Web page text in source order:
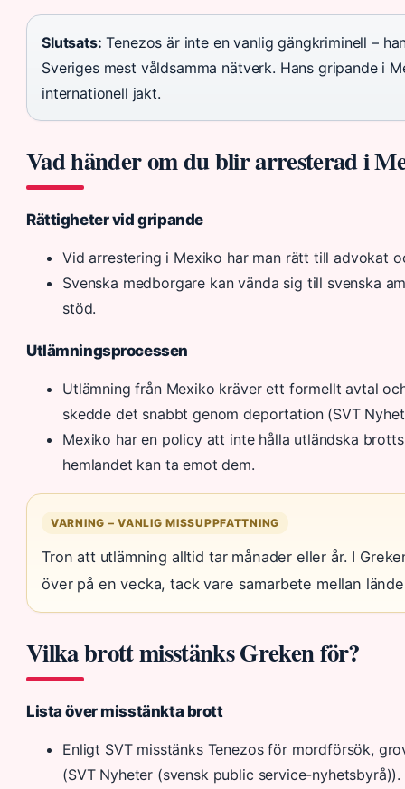
Slutsats: Tenezos är inte en vanlig gängkriminell –
Sveriges mest våldsamma nätverk. Hans gripande i
internationell jakt.
Vad händer om du blir arresterad i
Rättigheter vid gripande
Vid arrestering i Mexiko har man rätt till advokat
Svenska medborgare kan vända sig till svenska
stöd.
Utlämningsprocessen
Utlämning från Mexiko kräver ett formellt avtal
skedde det snabbt genom deportation (SVT
Mexiko har en policy att inte hålla utländska
hemlandet kan ta emot dem.
VARNING – VANLIG MISSUPPFATTNING
Tron att utlämning alltid tar månader eller år. I
över på en vecka, tack vare samarbete mellan
Vilka brott misstänks Greken för?
Lista över misstänkta brott
Enligt SVT misstänks Tenezos för mordförsök,
(SVT Nyheter (svensk public service-nyhetsbyrå)).